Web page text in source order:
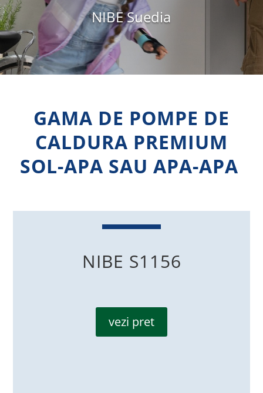
NIBE Suedia
GAMA DE POMPE DE
CALDURA PREMIUM
SOL-APA SAU APA-APA
NIBE S1156
vezi pret